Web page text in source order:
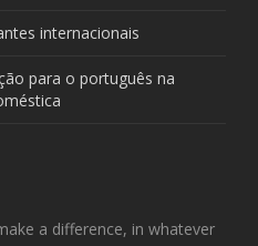
internacionais
para o português na
a difference, in whatever